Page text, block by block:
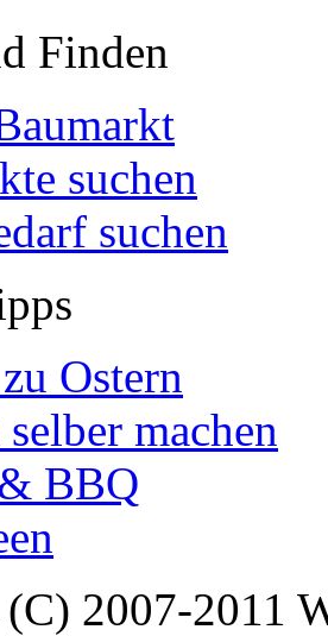
Finden
suchen
suchen
Ostern
machen
BBQ
2007-2011